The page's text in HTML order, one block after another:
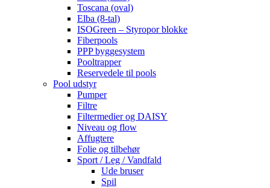
Toscana (oval)
Elba (8-tal)
ISOGreen – Styropor blokke
Fiberpools
PPP byggesystem
Pooltrapper
Reservedele til pools
Pool udstyr
Pumper
Filtre
Filtermedier og DAISY
Niveau og flow
Affugtere
Folie og tilbehør
Sport / Leg / Vandfald
Ude bruser
Spil